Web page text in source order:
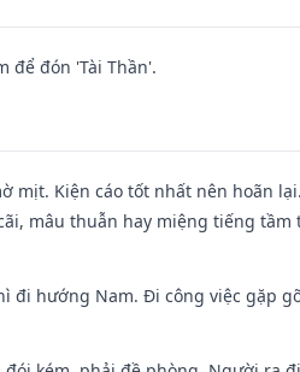
để đón 'Tài Thần'.
mịt. Kiện cáo tốt nhất nên hoãn
mâu thuẫn hay miệng tiếng tầm
đi hướng Nam. Đi công việc gặp